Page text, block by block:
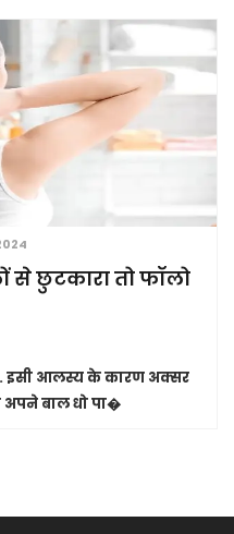
से छुटकारा तो फॉलो
इसी आलस्य के कारण अक्सर
अपने बाल धो पा�